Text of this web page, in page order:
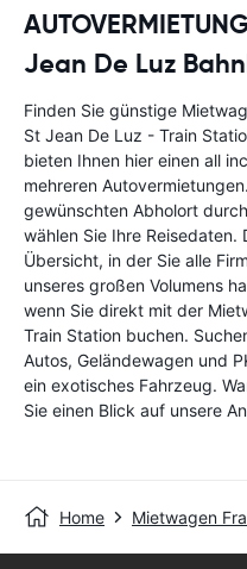
Jean De Luz
Finden Sie günstige
St Jean De Luz - Train
bieten Ihnen hier einen all
mehreren
gewünschten Abholort
wählen Sie Ihre
Übersicht, in der Sie alle
unseres großen Volumens
wenn Sie direkt mit der
Train Station buchen.
Autos, Geländewagen und
ein exotisches Fahrzeug.
Sie einen Blick auf unsere
Home Mietwagen